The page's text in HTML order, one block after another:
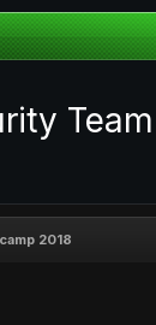
Team
2018